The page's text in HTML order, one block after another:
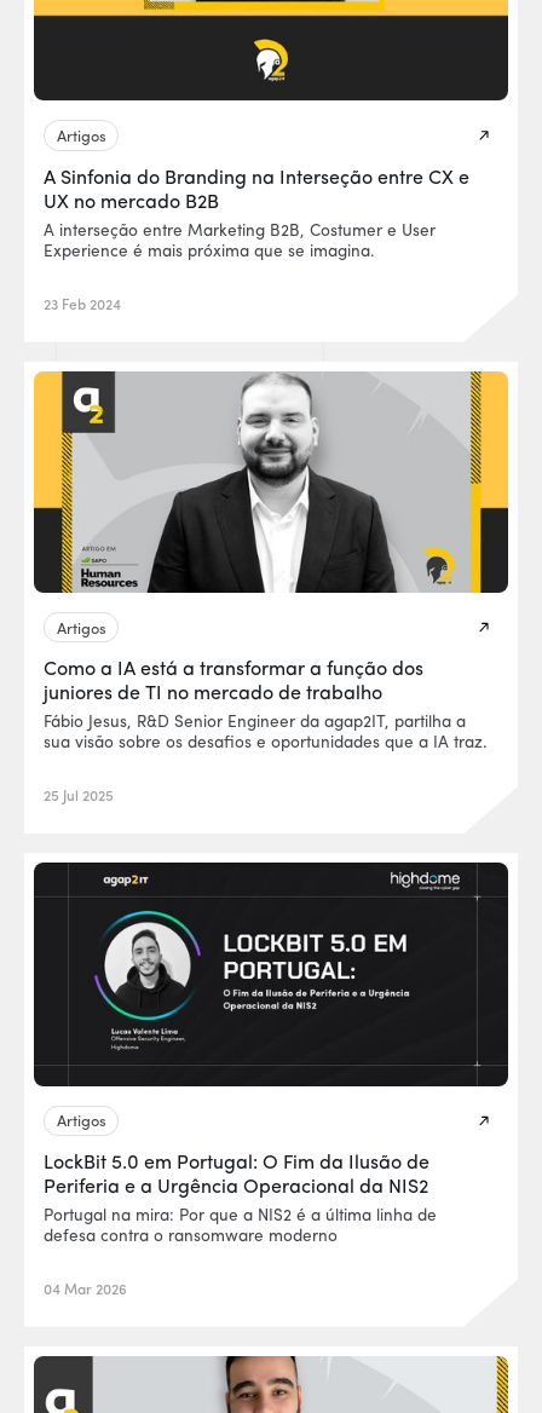
Artigos
A Sinfonia do Branding na Interseção entre CX e
UX no mercado B2B
A interseção entre Marketing B2B, Costumer e User
Experience é mais próxima que se imagina.
23 Feb 2024
Artigos
Como a IA está a transformar a função dos
juniores de TI no mercado de trabalho
Fábio Jesus, R&D Senior Engineer da agap2IT, partilha a
sua visão sobre os desafios e oportunidades que a IA traz.
25 Jul 2025
Artigos
LockBit 5.0 em Portugal: O Fim da Ilusão de
Periferia e a Urgência Operacional da NIS2
Portugal na mira: Por que a NIS2 é a última linha de
defesa contra o ransomware moderno
04 Mar 2026